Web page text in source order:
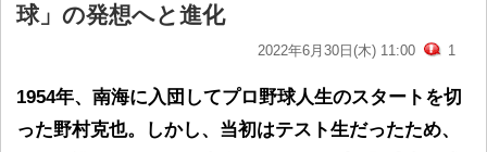
球」の発想へと進化
2022年6月30日(木) 11:00 1
1954年、南海に入団してプロ野球人生のスタートを切
った野村克也。しかし、当初はテスト生だったため、